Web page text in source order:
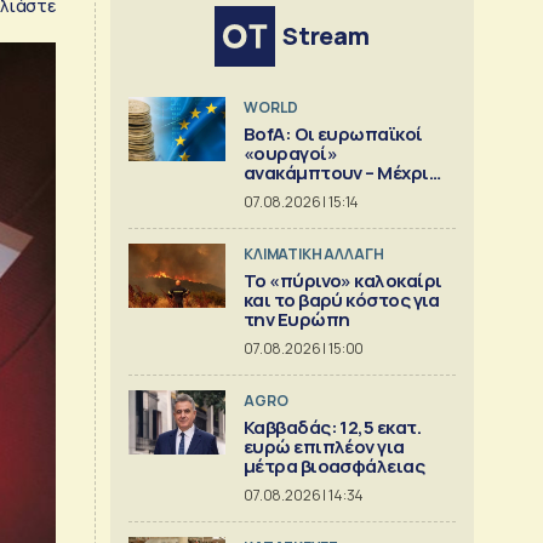
Stream
WORLD
BofA: Οι ευρωπαϊκοί
«ουραγοί»
ανακάμπτουν – Μέχρι
πού μπορεί να φτάσει η
άνοδος;
07.08.2026 | 15:14
ΚΛΙΜΑΤΙΚΗ ΑΛΛΑΓΗ
Το «πύρινο» καλοκαίρι
και το βαρύ κόστος για
την Ευρώπη
07.08.2026 | 15:00
AGRO
Καββαδάς: 12,5 εκατ.
ευρώ επιπλέον για
μέτρα βιοασφάλειας
07.08.2026 | 14:34